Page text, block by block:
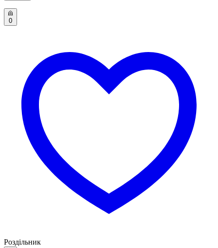
0
Роздільник